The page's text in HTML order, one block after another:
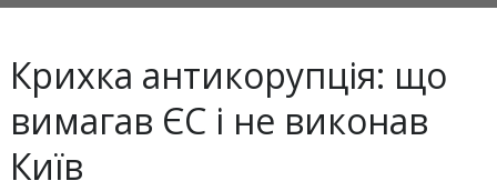
Крихка антикорупція: що
вимагав ЄС і не виконав
Київ